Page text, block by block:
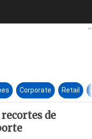
los mayores
Corporate Retail
de